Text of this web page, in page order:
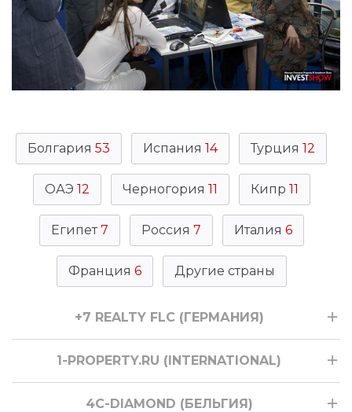
Болгария 53 Испания 14 Турция 12
ОАЭ 12 Черногория 11 Кипр 11
Египет7 Россия 7 Италия 6
Франция 6 Другие страны
+7 REALTY FLC (ГЕРМАНИЯ)
1-PROPERTY.RU (INTERNATIONAL)
4C-DIAMOND (БЕЛЬГИЯ)